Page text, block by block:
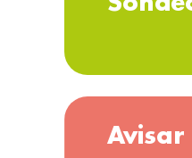
Avisar